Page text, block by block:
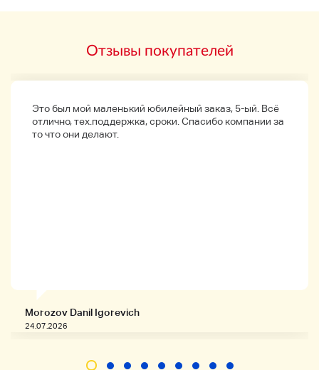
у вас есть какие-либо вопросы, пожалуйста, не
не может быть отправлена в поле самовведения.
Нажмите здесь для дисков высокого качества того же
Отзывы покупателей
Это был мой маленький юбилейный заказ, 5-ый. Всё
отлично, тех.поддержка, сроки. Спасибо компании за
то что они делают.
Morozov Danil Igorevich
24.07.2026